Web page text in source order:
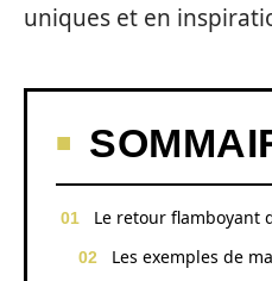
uniques et en
Le retour flamboyant
Les exemples de